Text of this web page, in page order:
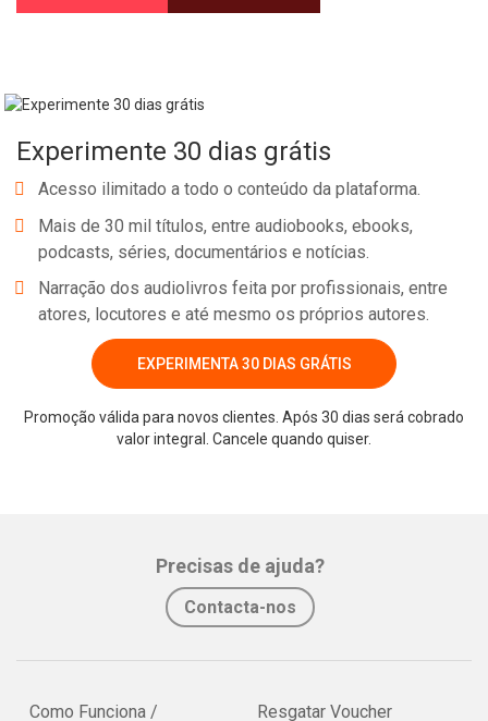
Experimente 30 dias grátis
Acesso ilimitado a todo o conteúdo da plataforma.
Mais de 30 mil títulos, entre audiobooks, ebooks,
podcasts, séries, documentários e notícias.
Narração dos audiolivros feita por profissionais, entre
atores, locutores e até mesmo os próprios autores.
EXPERIMENTA 30 DIAS GRÁTIS
Promoção válida para novos clientes. Após 30 dias será cobrado
valor integral. Cancele quando quiser.
Precisas de ajuda?
Contacta-nos
Como Funciona / Resgatar Voucher